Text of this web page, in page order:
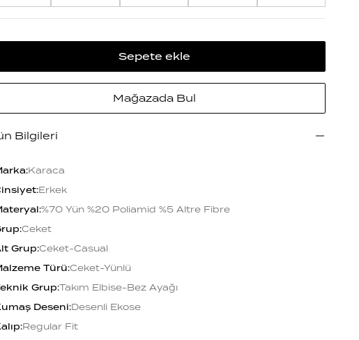
Sepete ekle
Mağazada Bul
Bilgileri
:Karaca
:Erkek
:%70 Yün %20 Poliamid %5 Altre Fibre
:Ceket
Grup:Ceket-Casual
Türü:Ceket-Yünlü
Grup:Takım Elbise-Bez Ayağı
Deseni:Desenli Ekose
:Regular Fit